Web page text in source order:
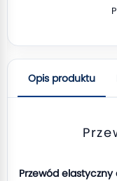
Opis produktu
Przewód elastyczny